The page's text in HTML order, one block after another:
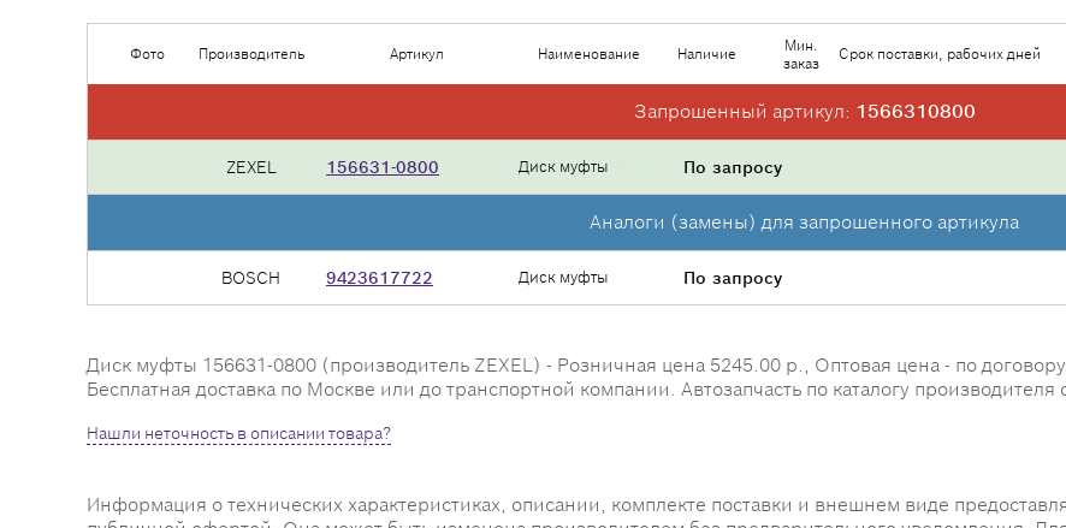
Фото Производитель Артикул Наименование Наличие
Мин.
заказ
Срок поставки, рабочих дней
Запрошенный артикул: 1566310800
ZEXEL 156631-0800 Диск муфты По запросу
Аналоги (замены) для запрошенного артикула
BOSCH 9423617722 Диск муфты По запросу
Диск муфты 156631-0800 (производитель ZEXEL) - Розничная цена 5245.00 р., Оптовая цена - по
Бесплатная доставка по Москве или до транспортной компании. Автозапчасть по каталогу производителя
Нашли неточность в описании товара?
Информация о технических характеристиках, описании, комплекте поставки и внешнем виде